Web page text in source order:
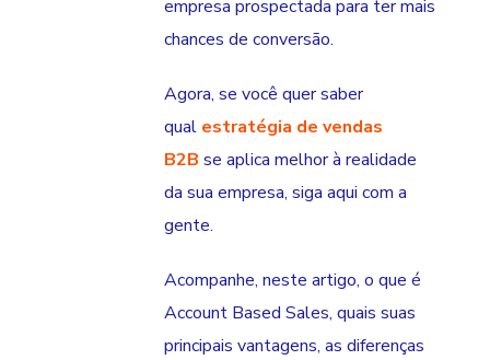
empresa prospectada para ter mais
chances de conversão.
Agora, se você quer saber
qual estratégia de vendas
B2B se aplica melhor à realidade
da sua empresa, siga aqui com a
gente.
Acompanhe, neste artigo, o que é
Account Based Sales, quais suas
principais vantagens, as diferenças